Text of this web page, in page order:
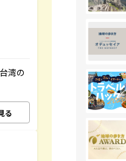
湾の
る